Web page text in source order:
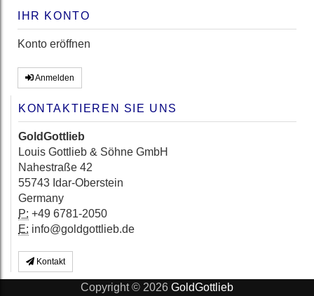
IHR KONTO
Konto eröffnen
Anmelden
KONTAKTIEREN SIE UNS
GoldGottlieb
Louis Gottlieb & Söhne GmbH
Nahestraße 42
55743 Idar-Oberstein
Germany
P: +49 6781-2050
E: info@goldgottlieb.de
Kontakt
Copyright © 2026 GoldGottlieb